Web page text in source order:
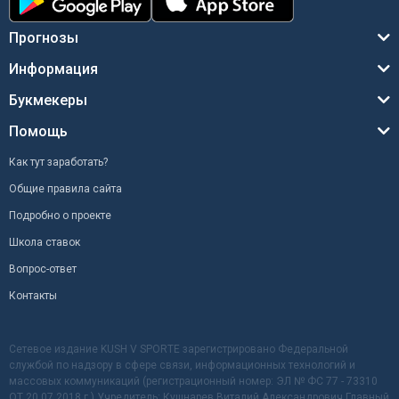
Прогнозы
Информация
Букмекеры
Помощь
Как тут заработать?
Общие правила сайта
Подробно о проекте
Школа ставок
Вопрос-ответ
Контакты
Сетевое издание KUSH V SPORTE зарегистрировано Федеральной
службой по надзору в сфере связи, информационных технологий и
массовых коммуникаций (регистрационный номер: ЭЛ № ФС 77 - 73310